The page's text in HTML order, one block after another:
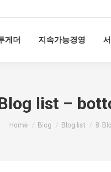
게더 지속가능경영
list –
Home Blog Blog list 8.